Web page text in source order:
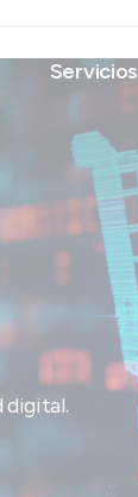
Servicios
digital.